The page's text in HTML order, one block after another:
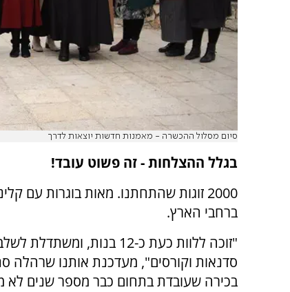
סיום מסלול ההכשרה - מאמנות חדשות יוצאות לדרך
בגלל ההצלחות - זה פשוט עובד!
2000 זוגות שהתחתנו. מאות בוגרות עם
ברחבי הארץ.
"זוכה ללוות כעת כ-12 בנות,
סדנאות וקורסים", מעדכנת אותנו שרהלה
בכירה שעובדת בתחום כבר מספר שנים לא